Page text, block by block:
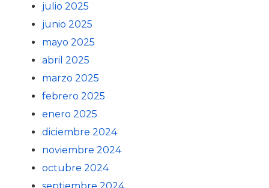
julio 2025
junio 2025
mayo 2025
abril 2025
marzo 2025
febrero 2025
enero 2025
diciembre 2024
noviembre 2024
octubre 2024